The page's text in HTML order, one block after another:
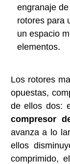
engranaje
rotores para
un espacio
elementos.
Los rotores
opuestas,
de ellos dos:
compresor
avanza a lo
ellos
comprimido,